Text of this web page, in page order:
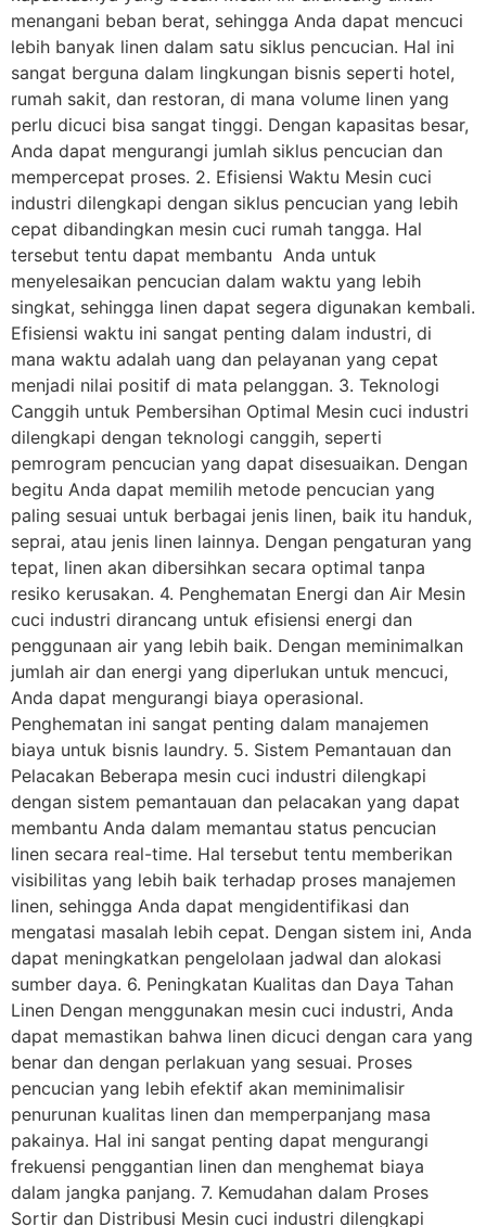
menangani beban berat, sehingga Anda dapat mencuci
lebih banyak linen dalam satu siklus pencucian. Hal ini
sangat berguna dalam lingkungan bisnis seperti hotel,
rumah sakit, dan restoran, di mana volume linen yang
perlu dicuci bisa sangat tinggi. Dengan kapasitas besar,
Anda dapat mengurangi jumlah siklus pencucian dan
mempercepat proses. 2. Efisiensi Waktu Mesin cuci
industri dilengkapi dengan siklus pencucian yang lebih
cepat dibandingkan mesin cuci rumah tangga. Hal
tersebut tentu dapat membantu Anda untuk
menyelesaikan pencucian dalam waktu yang lebih
singkat, sehingga linen dapat segera digunakan kembali.
Efisiensi waktu ini sangat penting dalam industri, di
mana waktu adalah uang dan pelayanan yang cepat
menjadi nilai positif di mata pelanggan. 3. Teknologi
Canggih untuk Pembersihan Optimal Mesin cuci industri
dilengkapi dengan teknologi canggih, seperti
pemrogram pencucian yang dapat disesuaikan. Dengan
begitu Anda dapat memilih metode pencucian yang
paling sesuai untuk berbagai jenis linen, baik itu handuk,
seprai, atau jenis linen lainnya. Dengan pengaturan yang
tepat, linen akan dibersihkan secara optimal tanpa
resiko kerusakan. 4. Penghematan Energi dan Air Mesin
cuci industri dirancang untuk efisiensi energi dan
penggunaan air yang lebih baik. Dengan meminimalkan
jumlah air dan energi yang diperlukan untuk mencuci,
Anda dapat mengurangi biaya operasional.
Penghematan ini sangat penting dalam manajemen
biaya untuk bisnis laundry. 5. Sistem Pemantauan dan
Pelacakan Beberapa mesin cuci industri dilengkapi
dengan sistem pemantauan dan pelacakan yang dapat
membantu Anda dalam memantau status pencucian
linen secara real-time. Hal tersebut tentu memberikan
visibilitas yang lebih baik terhadap proses manajemen
linen, sehingga Anda dapat mengidentifikasi dan
mengatasi masalah lebih cepat. Dengan sistem ini, Anda
dapat meningkatkan pengelolaan jadwal dan alokasi
sumber daya. 6. Peningkatan Kualitas dan Daya Tahan
Linen Dengan menggunakan mesin cuci industri, Anda
dapat memastikan bahwa linen dicuci dengan cara yang
benar dan dengan perlakuan yang sesuai. Proses
pencucian yang lebih efektif akan meminimalisir
penurunan kualitas linen dan memperpanjang masa
pakainya. Hal ini sangat penting dapat mengurangi
frekuensi penggantian linen dan menghemat biaya
dalam jangka panjang. 7. Kemudahan dalam Proses
Sortir dan Distribusi Mesin cuci industri dilengkapi